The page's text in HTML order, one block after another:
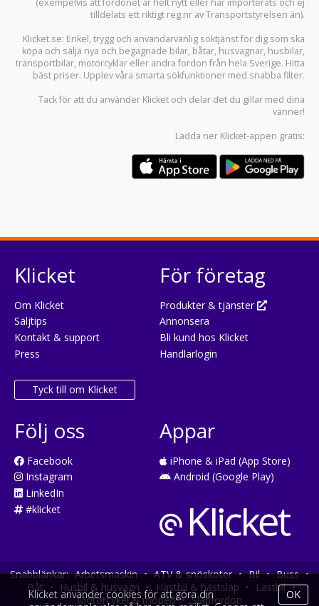
tilldelats ett riktigt reg.nr av Transportstyrelsen än).
Klicket.se: Enkel, trygg och användarvänlig söktjänst för dig som ska
köpa och sälja nya och begagnade bilar, båtar, husvagnar, husbilar,
transportbilar, motorcyklar eller andra fordon från hela Sverige. Hitta
bäst priser. Upplev våra smarta sökfunktioner med snabba filter.
Tack för att du använder Klicket och delar det du gillar med dina
vänner!
Ladda ner Klicket-appen gratis:
Klicket
Om Klicket
Säljtips
Kontakt & support
Press
Tyck till om Klicket
För företag
Produkter & tjänster
Annonsera
Bli kund hos Klicket
Handlarlogin
Följ oss
Facebook
Instagram
LinkedIn
#klicket
Appar
iPhone & iPad (App Store)
Android (Google Play)
Snabblänkar: Arbetsmaskin • ATV & snöskoter • Bil • Buss •
Båt • Husbil & husvagn • Hästbil & hästsläp • Lastbil •
Motorcykel & moped • Släpfordon
Klicket använder cookies för att göra din
OK